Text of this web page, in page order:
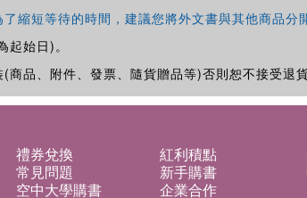
縮短等待的時間，建議您將外文書與其他商品分
起始日)。
品、附件、發票、隨貨贈品等)否則恕不接受退貨
禮券兌換
紅利積點
常見問題
新手購書
空中大學購書
企業合作